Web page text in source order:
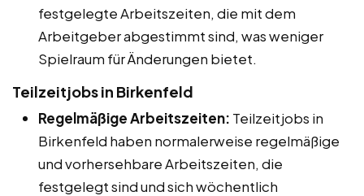
festgelegte Arbeitszeiten, die mit dem
Arbeitgeber abgestimmt sind, was weniger
Spielraum für Änderungen bietet.
Teilzeitjobs in Birkenfeld
Regelmäßige Arbeitszeiten: Teilzeitjobs in
Birkenfeld haben normalerweise regelmäßige
und vorhersehbare Arbeitszeiten, die
festgelegt sind und sich wöchentlich